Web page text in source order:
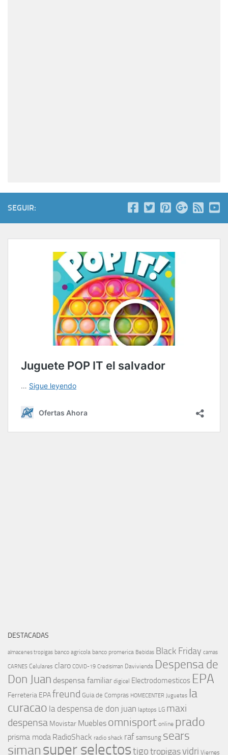
SEGUIR:
DESTACADAS
almacenes tropigas banco agricola banco promerica Bebidas Black Friday camas
CARNES Celulares claro COVID-19 Credisiman Davivienda Despensa de
Don Juan despensa familiar digicel Electrodomesticos EPA
Ferreteria EPAfreund Guia de Compras HOMECENTER Juguetes la
curacao la despensa de don juan laptops LG maxi
despensa Movistar Muebles omnisport online prado
prisma moda RadioShack radio shack raf samsung sears
simansuper selectostigotropigasvidri Viernes